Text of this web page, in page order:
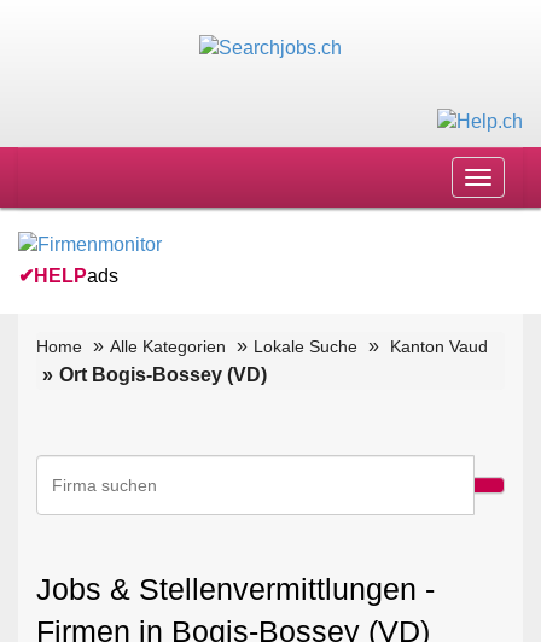
Toggle
✔ HELPads
Home Alle Kategorien Lokale Suche Kanton Vaud
Ort Bogis-Bossey (VD)
Jobs & Stellenvermittlungen -
Firmen in Bogis-Bossey (VD)